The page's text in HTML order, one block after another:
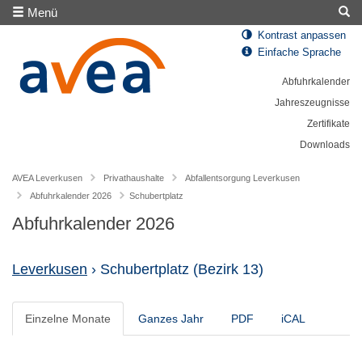
Menü
Kontrast anpassen
Einfache Sprache
Abfuhrkalender
Jahreszeugnisse
Zertifikate
Downloads
AVEA Leverkusen Privathaushalte
Abfallentsorgung Leverkusen
Abfuhrkalender 2026
Schubertplatz
Abfuhrkalender 2026
Leverkusen › Schubertplatz (Bezirk 13)
Einzelne Monate Ganzes Jahr PDF iCAL